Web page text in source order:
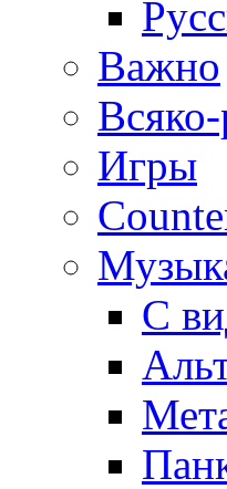
Важно
Игры
С